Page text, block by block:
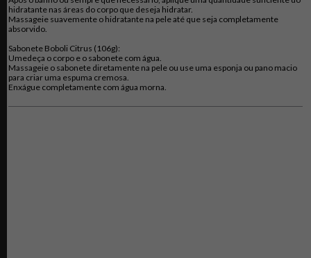
hidratante nas áreas do corpo que deseja hidratar.
Massageie suavemente o hidratante na pele até que seja completamente
absorvido.
Sabonete Boboli Citrus (106g):
Umedeça o corpo e o sabonete com água.
Massageie o sabonete diretamente na pele ou use uma esponja ou pano macio
para criar uma espuma cremosa.
Enxágue completamente com água morna.